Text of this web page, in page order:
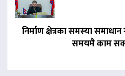
निर्माण क्षेत्रका समस्या
समयमै काम